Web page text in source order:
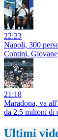
22:23
Napoli, 300
Contini,
21:18
Maradona, va
da 2.5 milioni di
Ultimi